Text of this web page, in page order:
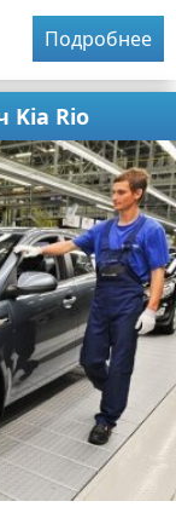
Подробнее
Kia Rio